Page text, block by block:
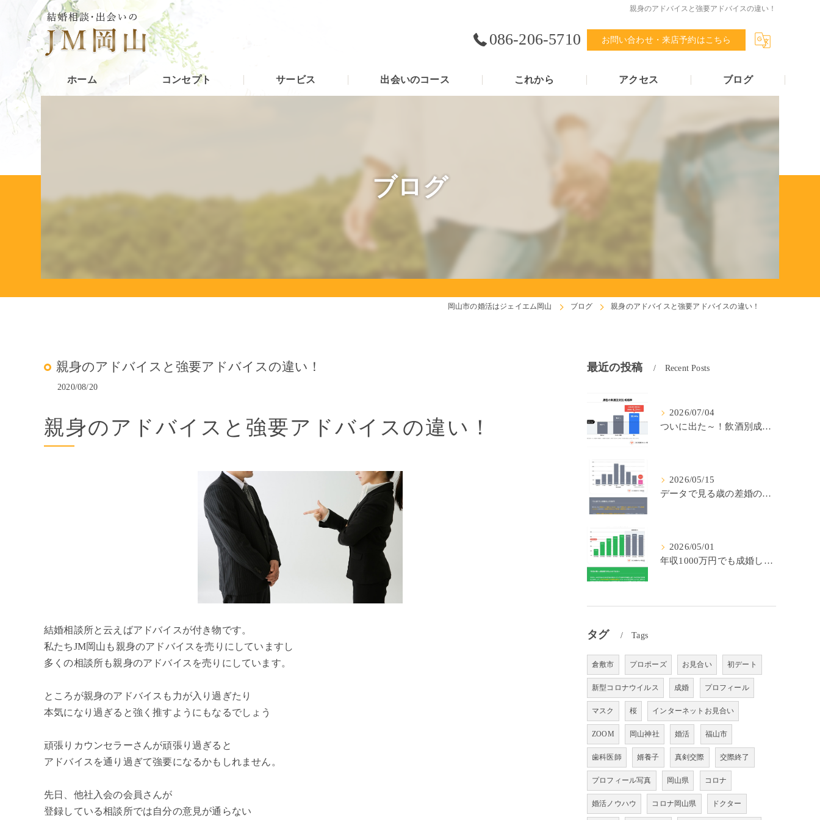
親身のアドバイスと強要アドバイスの違い！
086-206-5710 お問い合わせ・来店予約はこちら
ホーム コンセプト サービス 出会いのコース これから アクセス ブログ
ブログ
岡山市の婚活はジェイエム岡山 ブログ 親身のアドバイスと強要アドバイスの違い！
親身のアドバイスと強要アドバイスの違い！
2020/08/20
親身のアドバイスと強要アドバイスの違い！
結婚相談所と云えばアドバイスが付き物です。
私たちJM岡山も親身のアドバイスを売りにしていますし
多くの相談所も親身のアドバイスを売りにしています。
ところが親身のアドバイスも力が入り過ぎたり
本気になり過ぎると強く推すようにもなるでしょう
頑張りカウンセラーさんが頑張り過ぎると
アドバイスを通り過ぎて強要になるかもしれません。
先日、他社入会の会員さんが
登録している相談所では自分の意見が通らない
最近の投稿 Recent Posts
2026/07/04
ついに出た～！飲酒別成婚率(IBJ)！
2026/05/15
データで見る歳の差婚の確率の低さ。
2026/05/01
年収1000万円でも成婚しやすいとは限らない? 「年収帯別の成婚率」のリアル
タグ Tags
倉敷市 プロポーズ お見合い 初デート
新型コロナウイルス 成婚 プロフィール
マスク 桜 インターネットお見合い
ZOOM 岡山神社 婚活 福山市
歯科医師 婿養子 真剣交際 交際終了
プロフィール写真 岡山県 コロナ
婚活ノウハウ コロナ岡山県 ドクター